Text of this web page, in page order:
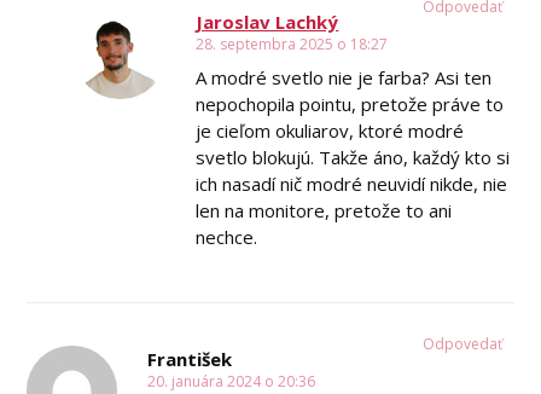
Jaroslav Lachký
28. septembra 2025 o 18:27
A modré svetlo nie je farba? Asi ten
nepochopila pointu, pretože práve to
je cieľom okuliarov, ktoré modré
svetlo blokujú. Takže áno, každý kto si
ich nasadí nič modré neuvidí nikde, nie
len na monitore, pretože to ani
nechce.
Odpovedať
František
20. januára 2024 o 20:36
Odpovedať